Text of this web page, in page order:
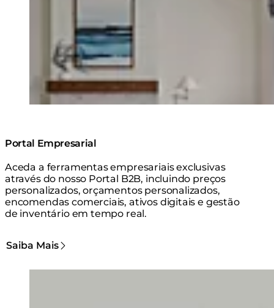
© Design: Firefinish Interiors/ Photographer: Dan
Cutrona
Portal Empresarial
Aceda a ferramentas empresariais exclusivas
através do nosso Portal B2B, incluindo preços
personalizados, orçamentos personalizados,
encomendas comerciais, ativos digitais e gestão
de inventário em tempo real.
Saiba Mais